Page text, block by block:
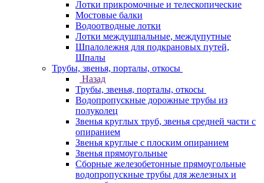
Лотки прикромочные и телескопические
Мостовые балки
Водоотводные лотки
Лотки междушпальные, междупутные
Шпалолежня для подкрановых путей,
Шпалы
Трубы, звенья, порталы, откосы
Назад
Трубы, звенья, порталы, откосы
Водопропускные дорожные трубы из
полуколец
Звенья круглых труб, звенья средней части с
опиранием
Звенья круглые с плоским опиранием
Звенья прямоугольные
Сборные железобетонные прямоугольные
водопропускные трубы для железных и